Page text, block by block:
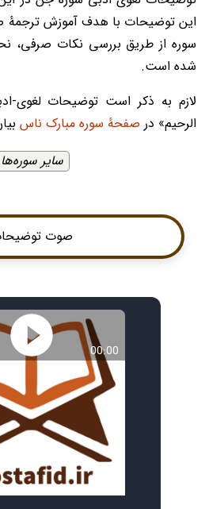
این توضیحات با هدف آموزش ترجمۀ
سوره از طریق بررسی نکات صرفی،
شده است.
لازم به ذکر است توضیحات لغوی-
الرحیم» در صفحۀ سوره مبارک ناس
سایر سوره‌ها
صوت